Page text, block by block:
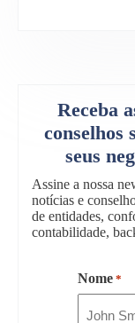
Receba
conselhos
seus
Assine a nossa
notícias e
de entidades,
contabilidade,
Nome *